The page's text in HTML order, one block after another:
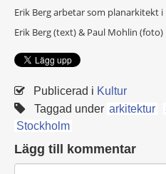
Erik Berg arbetar som planarkitekt
Erik Berg (text) & Paul Mohlin (foto)
Publicerad i Kultur
Taggad under arkitektur
Stockholm
Lägg till kommentar